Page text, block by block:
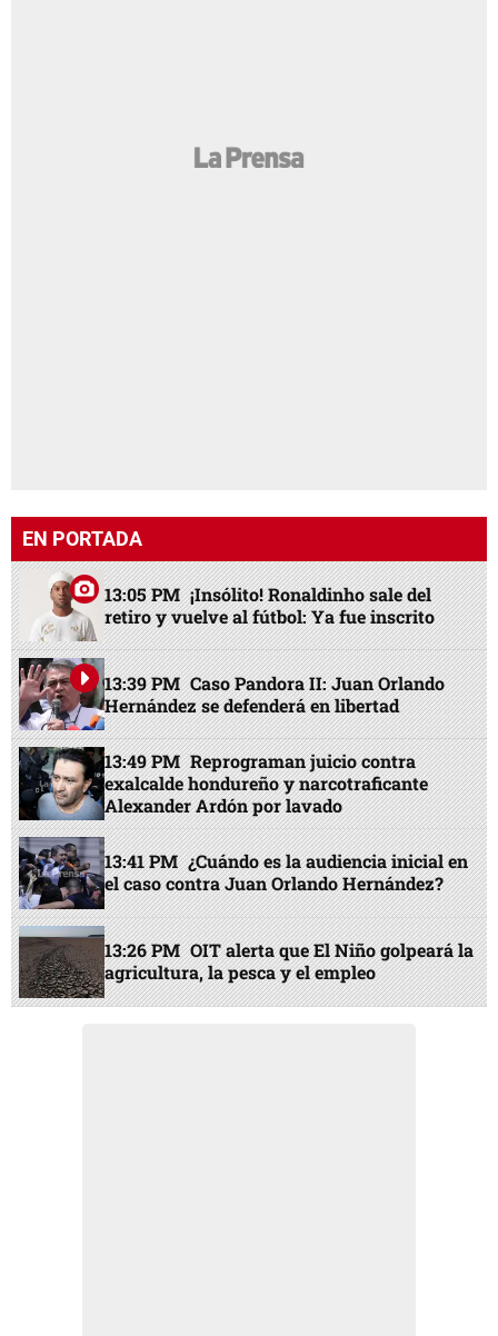
EN PORTADA
13:05 PM ¡Insólito! Ronaldinho sale del
retiro y vuelve al fútbol: Ya fue inscrito
13:39 PM Caso Pandora II: Juan Orlando
Hernández se defenderá en libertad
13:49 PM Reprograman juicio contra
exalcalde hondureño y narcotraficante
Alexander Ardón por lavado
13:41 PM ¿Cuándo es la audiencia inicial en
el caso contra Juan Orlando Hernández?
13:26 PM OIT alerta que El Niño golpeará la
agricultura, la pesca y el empleo